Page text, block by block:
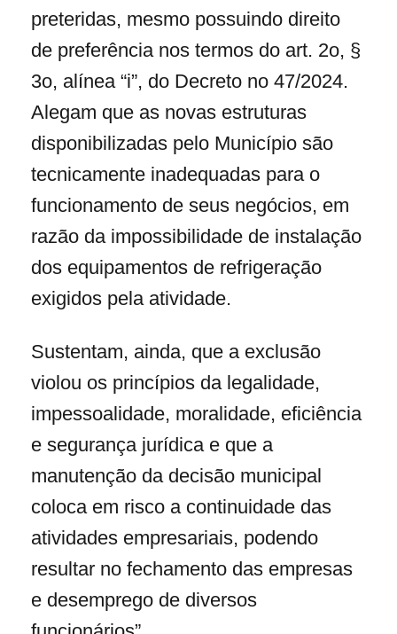
preteridas, mesmo possuindo direito
de preferência nos termos do art. 2o, §
3o, alínea “i”, do Decreto no 47/2024.
Alegam que as novas estruturas
disponibilizadas pelo Município são
tecnicamente inadequadas para o
funcionamento de seus negócios, em
razão da impossibilidade de instalação
dos equipamentos de refrigeração
exigidos pela atividade.
Sustentam, ainda, que a exclusão
violou os princípios da legalidade,
impessoalidade, moralidade, eficiência
e segurança jurídica e que a
manutenção da decisão municipal
coloca em risco a continuidade das
atividades empresariais, podendo
resultar no fechamento das empresas
e desemprego de diversos